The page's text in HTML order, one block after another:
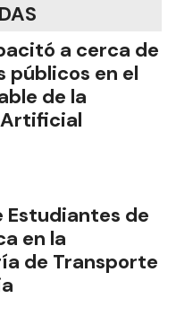
a cerca de
públicos en el
de la
Estudiantes de
en la
de Transporte